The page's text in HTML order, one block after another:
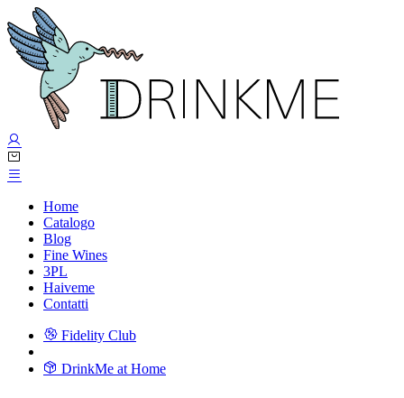
Home
Catalogo
Blog
Fine Wines
3PL
Haiveme
Contatti
Fidelity Club
DrinkMe at Home